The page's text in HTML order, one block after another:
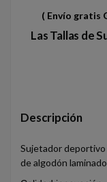
( Envío gratis
Las Tallas de
Descripción
Sujetador deportivo
de algodón